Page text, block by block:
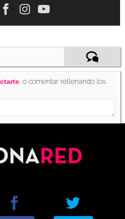
, o comentar rellenando los